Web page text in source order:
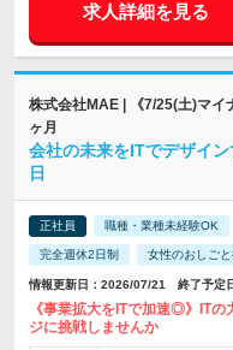
求人詳細を見る
株式会社MAE | 《7/25(土)マ
ヶ月
会社の未来をITでデザイ
日
正社員 職種・業種未経験OK
完全週休2日制 女性のおしご
情報更新日：2026/07/21 終了予定
《事業拡大をITで加速◎》IT
ジに挑戦しませんか